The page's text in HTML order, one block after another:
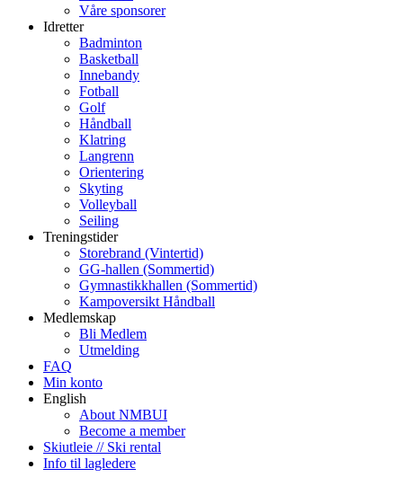
Våre sponsorer
Idretter
Badminton
Basketball
Innebandy
Fotball
Golf
Håndball
Klatring
Langrenn
Orientering
Skyting
Volleyball
Seiling
Treningstider
Storebrand (Vintertid)
GG-hallen (Sommertid)
Gymnastikkhallen (Sommertid)
Kampoversikt Håndball
Medlemskap
Bli Medlem
Utmelding
FAQ
Min konto
English
About NMBUI
Become a member
Skiutleie // Ski rental
Info til lagledere